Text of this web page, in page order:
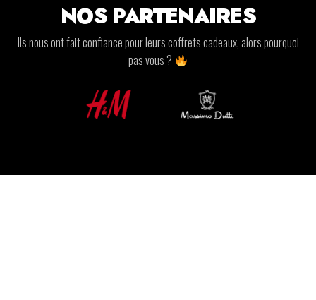
NOS PARTENAIRES
Ils nous ont fait confiance pour leurs coffrets cadeaux, alors pourquoi
pas vous ?